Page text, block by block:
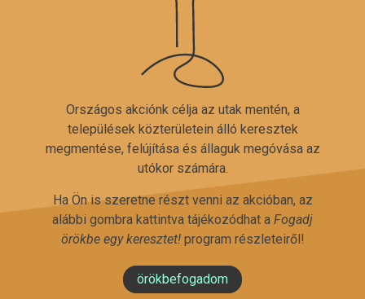
Országos akciónk célja az utak mentén, a
települések közterületein álló keresztek
megmentése, felújítása és állaguk megóvása az
utókor számára.
Ha Ön is szeretne részt venni az akcióban, az
alábbi gombra kattintva tájékozódhat a Fogadj
örökbe egy keresztet!program részleteiről!
örökbefogadom